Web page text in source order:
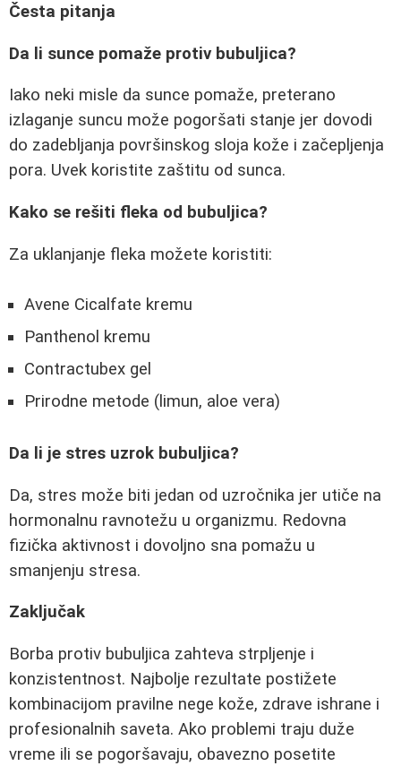
Česta pitanja
Da li sunce pomaže protiv bubuljica?
Iako neki misle da sunce pomaže, preterano
izlaganje suncu može pogoršati stanje jer dovodi
do zadebljanja površinskog sloja kože i začepljenja
pora. Uvek koristite zaštitu od sunca.
Kako se rešiti fleka od bubuljica?
Za uklanjanje fleka možete koristiti:
Avene Cicalfate kremu
Panthenol kremu
Contractubex gel
Prirodne metode (limun, aloe vera)
Da li je stres uzrok bubuljica?
Da, stres može biti jedan od uzročnika jer utiče na
hormonalnu ravnotežu u organizmu. Redovna
fizička aktivnost i dovoljno sna pomažu u
smanjenju stresa.
Zaključak
Borba protiv bubuljica zahteva strpljenje i
konzistentnost. Najbolje rezultate postižete
kombinacijom pravilne nege kože, zdrave ishrane i
profesionalnih saveta. Ako problemi traju duže
vreme ili se pogoršavaju, obavezno posetite